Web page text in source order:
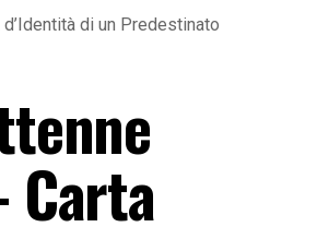
di un Predestinato
Carta